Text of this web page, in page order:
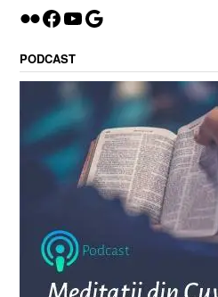
Flickr
Facebook
YouTube
Google
PODCAST